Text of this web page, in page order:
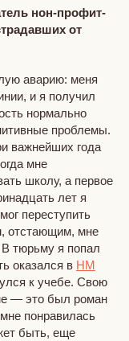
нон-профит-
от
аварию: меня
и я получил
нормально
проблемы.
важнейших года
мне
школу, а первое
лет я
переступить
отстающим, мне
тюрьму я попал
оказался в HM
к учебе. Свою
— это был роман
понравилась
быть, еще